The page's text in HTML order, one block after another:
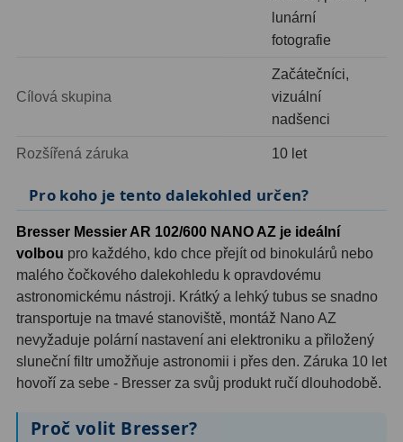
Pro pozorování přírody a
ornitologie17
Monokuláry20
Dárkové1
Binokulární dalekohledy285
Astronomické 44
Lovecké a turistické114
lunární
fotografie
Cílová skupina
Začátečníci,
vizuální
nadšenci
Rozšířená záruka 10 let
Pro koho je tento dalekohled určen?
Bresser Messier AR 102/600 NANO AZ je ideální
volbou pro každého, kdo chce přejít od binokulárů nebo
malého čočkového dalekohledu k opravdovému
astronomickému nástroji. Krátký a lehký tubus se snadno
transportuje na tmavé stanoviště, montáž Nano AZ
nevyžaduje polární nastavení ani elektroniku a přiložený
sluneční filtr umožňuje astronomii i přes den. Záruka 10 let
hovoří za sebe - Bresser za svůj produkt ručí dlouhodobě.
Proč volit Bresser?